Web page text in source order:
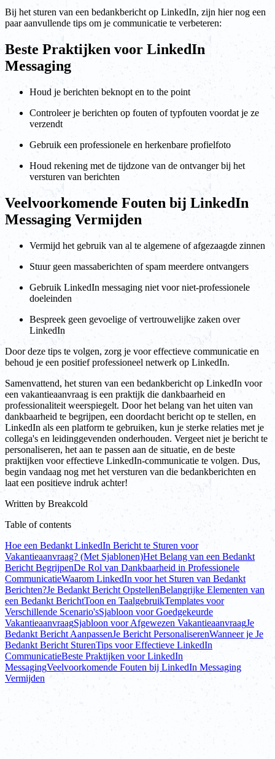
Bij het sturen van een bedankbericht op LinkedIn, zijn hier nog een
paar aanvullende tips om je communicatie te verbeteren:
Beste Praktijken voor LinkedIn
Messaging
Houd je berichten beknopt en to the point
Controleer je berichten op fouten of typfouten voordat je ze
verzendt
Gebruik een professionele en herkenbare profielfoto
Houd rekening met de tijdzone van de ontvanger bij het
versturen van berichten
Veelvoorkomende Fouten bij LinkedIn
Messaging Vermijden
Vermijd het gebruik van al te algemene of afgezaagde zinnen
Stuur geen massaberichten of spam meerdere ontvangers
Gebruik LinkedIn messaging niet voor niet-professionele
doeleinden
Bespreek geen gevoelige of vertrouwelijke zaken over
LinkedIn
Door deze tips te volgen, zorg je voor effectieve communicatie en
behoud je een positief professioneel netwerk op LinkedIn.
Samenvattend, het sturen van een bedankbericht op LinkedIn voor
een vakantieaanvraag is een praktijk die dankbaarheid en
professionaliteit weerspiegelt. Door het belang van het uiten van
dankbaarheid te begrijpen, een doordacht bericht op te stellen, en
LinkedIn als een platform te gebruiken, kun je sterke relaties met je
collega's en leidinggevenden onderhouden. Vergeet niet je bericht te
personaliseren, het aan te passen aan de situatie, en de beste
praktijken voor effectieve LinkedIn-communicatie te volgen. Dus,
begin vandaag nog met het versturen van die bedankberichten en
laat een positieve indruk achter!
Written by Breakcold
Table of contents
Hoe een Bedankt LinkedIn Bericht te Sturen voor
Vakantieaanvraag? (Met Sjablonen)Het Belang van een Bedankt
Bericht BegrijpenDe Rol van Dankbaarheid in Professionele
CommunicatieWaarom LinkedIn voor het Sturen van Bedankt
Berichten?Je Bedankt Bericht OpstellenBelangrijke Elementen van
een Bedankt BerichtToon en TaalgebruikTemplates voor
Verschillende Scenario'sSjabloon voor Goedgekeurde
VakantieaanvraagSjabloon voor Afgewezen VakantieaanvraagJe
Bedankt Bericht AanpassenJe Bericht PersonaliserenWanneer je Je
Bedankt Bericht SturenTips voor Effectieve LinkedIn
CommunicatieBeste Praktijken voor LinkedIn
MessagingVeelvoorkomende Fouten bij LinkedIn Messaging
Vermijden